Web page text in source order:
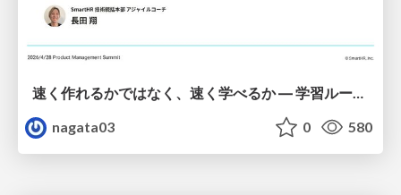
nagata03
0 580